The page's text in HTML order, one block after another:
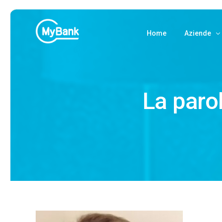
Home Aziende
La